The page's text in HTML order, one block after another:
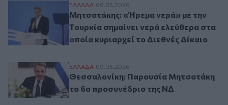
Μητσοτάκης: «Ήρεμα νερά» με την
ΕΛΛAΔΑ 09.05.2026
Μητσοτάκης: «Ήρεμα νερά» με την
Τουρκία σημαίνει νερά ελεύθερα στα
οποία κυριαρχεί το Διεθνές Δίκαιο
Θεσσαλονίκη: Παρουσία Μητσοτάκη το
ΕΛΛAΔΑ 09.05.2026
Θεσσαλονίκη: Παρουσία Μητσοτάκη
το 6ο προσυνέδριο της ΝΔ